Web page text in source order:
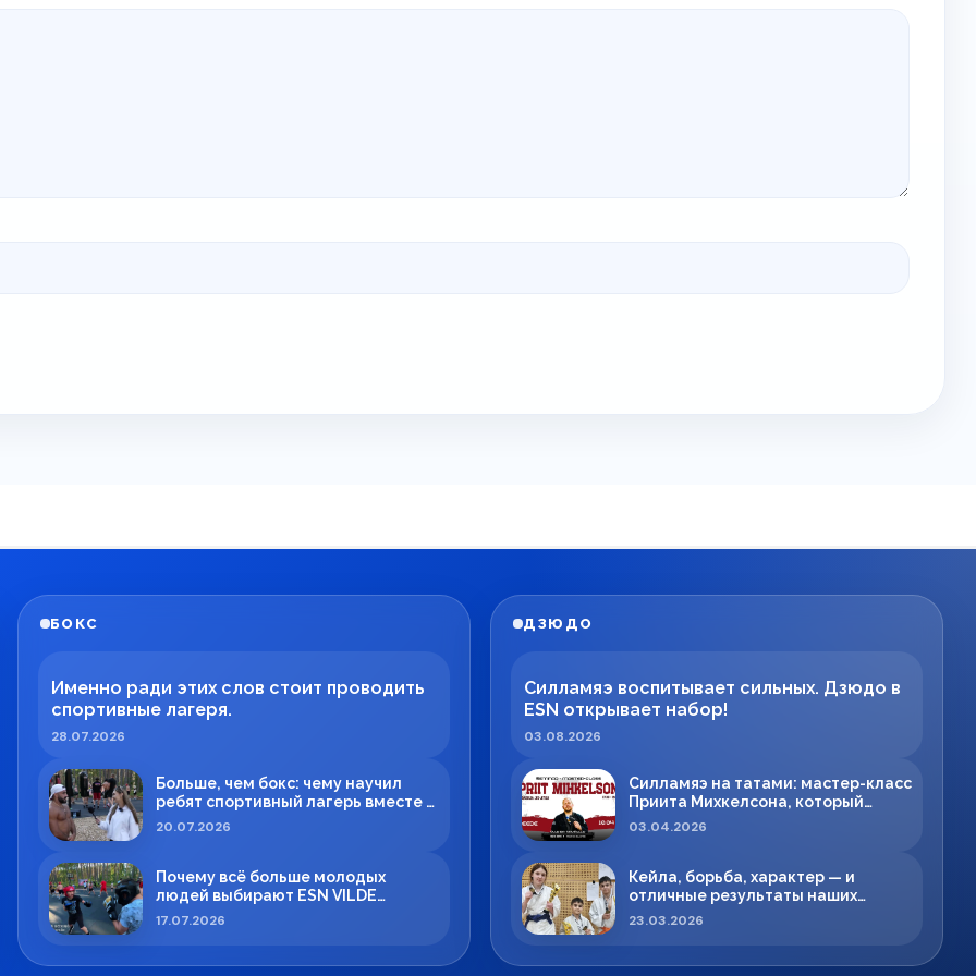
БОКС
Именно ради этих слов стоит проводить
спортивные лагеря.
28.07.2026
Больше, чем бокс: чему научил
ребят спортивный лагерь вместе с
Максимом Вильде
20.07.2026
Почему всё больше молодых
людей выбирают ESN VILDE
BOXING в Силламяэ?
17.07.2026
ДЗЮДО
Силламяэ воспитывает сильных. Дзюдо в
ESN открывает набор!
03.08.2026
Силламяэ на татами: мастер-класс
Приита Михкелсона, который
меняет правила игры в регионе
03.04.2026
Кейла, борьба, характер — и
отличные результаты наших
спортсменов!
23.03.2026